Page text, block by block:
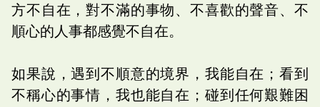
方不自在，對不滿的事物、不喜歡的聲音、不
順心的人事都感覺不自在。
如果說，遇到不順意的境界，我能自在；看到
不稱心的事情，我也能自在；碰到任何艱難困